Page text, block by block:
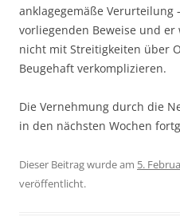
anklagegemäße
vorliegenden Beweise und
nicht mit Streitigkeiten über
Beugehaft verkomplizieren.
Die Vernehmung durch die
in den nächsten Wochen
Dieser Beitrag wurde am 5.
veröffentlicht.